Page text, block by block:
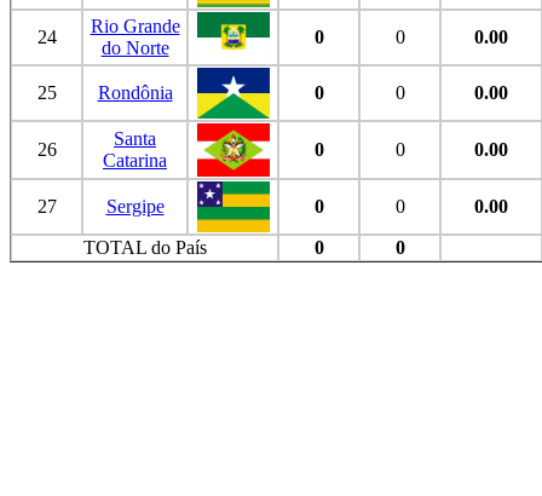
24
Rio Grande
do Norte
0 0 0.00
25 Rondônia 0 0 0.00
26
Santa
Catarina
0 0 0.00
27 Sergipe 0 0
0.00
TOTAL do País
0 0